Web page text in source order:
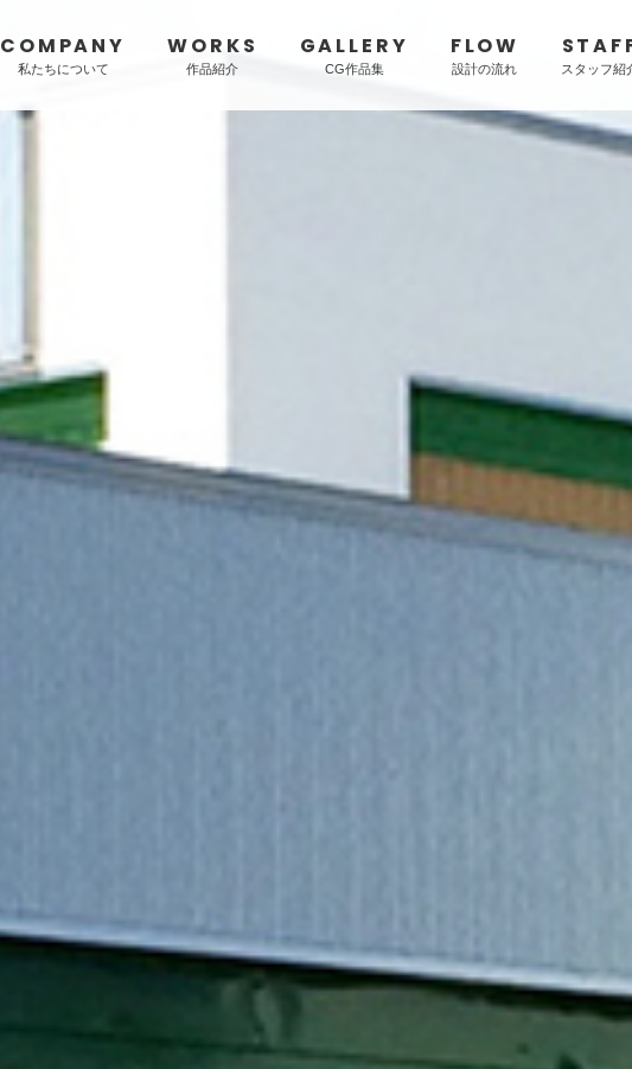
TE-RU ARCHITECTS LTD
COMPANY
私たちについて
WORKS
作品紹介
GALLERY
CG作品集
FLOW
設計の流れ スタッフ紹